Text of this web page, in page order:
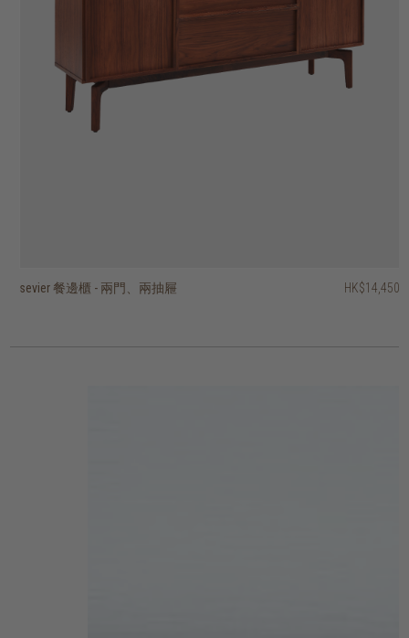
sevier 餐邊櫃 - 兩門、兩抽屜 HK$14,450
basic 餐邊櫃 - 四櫃門、四抽屜 HK$26,950
pillar 三門餐邊櫃 HK$26,950
pillar 兩門餐邊櫃 HK$19,450
stairs 三門餐邊櫃 HK$24,950
roller max 餐邊櫃- 兩趟門 HK$23,450
timba 餐邊櫃 - 四門、單開放式層架 HK$19,950
timba 餐邊櫃 - 三門、單開放式層架 HK$16,950
timba 兩門餐邊櫃、單開放層架 HK$12,950
ligna 餐邊櫃 - 三門、三抽屜 HK$29,950